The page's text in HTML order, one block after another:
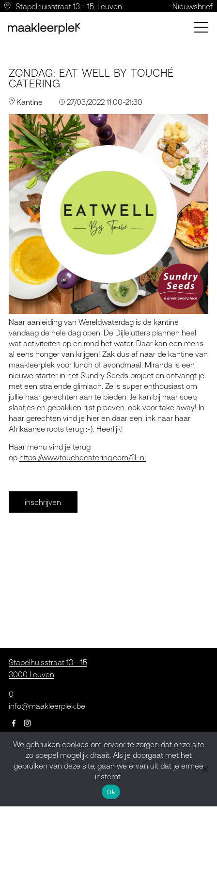
Stapelhuisstraat 13 - 15, Leuven Nieuwsbrief
ZONDAG: EAT WELL BY TOUCHÉ
CATERING
Kantine 27/03/2022 11:00-21:30
Naar aanleiding van Wereldwaterdag is de kantine
vandaag de hele dag open. De Dijlejutters plannen heel
wat activiteiten op en rond het water. Daar kan een mens
al eens honger van krijgen! Zak dus af naar de kantine van
maakleerplek voor lunch of avondmaal. Miranda is een
nieuwe starter in het Sundry Seeds project en ontvangt je
met een stralende glimlach. Ze is super enthousiast om
jullie haar gerechten aan te bieden. Je kan bij haar soep,
slaatjes en gebakken rijst proeven, ook voor take away! In
haar gerechten vind je hier en daar een link naar haar
Afrikaanse roots terug :-). Heerlijk!
Haar menu vind je terug
op https://www.touchecatering.com/?l=nl
inschrijven
Stapelhuisstraat 13 - 15
3000 Leuven
0
info@maakleerplek.be
Inschrijven op de
nieuwsbrief
We gebruiken cookies om ervoor te zorgen dat onze site
zo soepel mogelijk draait. Als je doorgaat met het
gebruiken van deze site, gaan we ervan uit dat je ermee
instemt.
Ok